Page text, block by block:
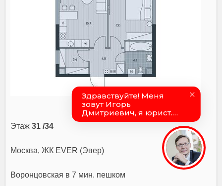
Этаж31 /34
Москва, ЖК EVER (Эвер)
Воронцовская в 7 мин. пешком